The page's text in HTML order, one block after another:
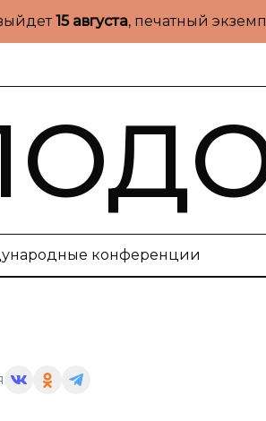
15 августа, печатный
конференции